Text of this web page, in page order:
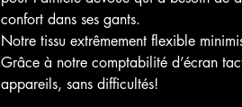
confort dans ses gants.
Notre tissu extrêmement flexible
Grâce à notre comptabilité d’écran
appareils, sans difficultés!